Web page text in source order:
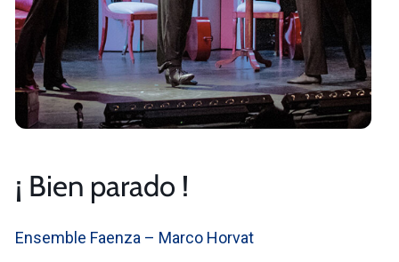
¡ Bien parado !
Ensemble Faenza – Marco Horvat